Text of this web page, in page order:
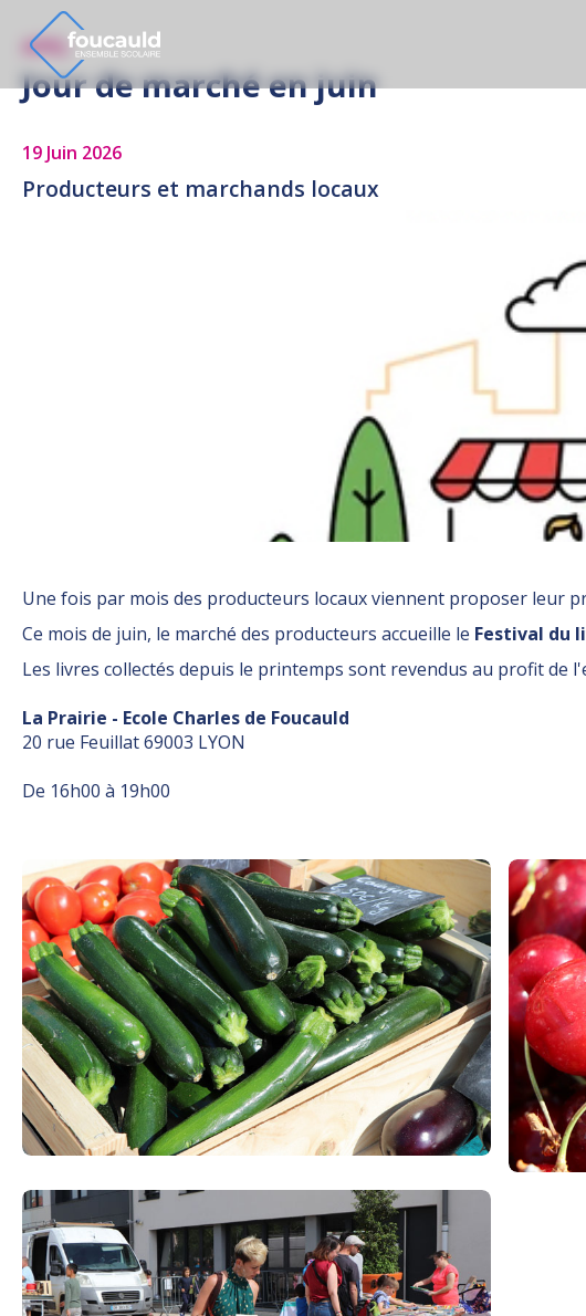
APEL
Jour de marché en juin
19 Juin 2026
Producteurs et marchands locaux
Une fois par mois des producteurs locaux viennent proposer leur
Ce mois de juin, le marché des producteurs accueille le Festival du
Les livres collectés depuis le printemps sont revendus au profit de
La Prairie - Ecole Charles de Foucauld
20 rue Feuillat 69003 LYON
De 16h00 à 19h00